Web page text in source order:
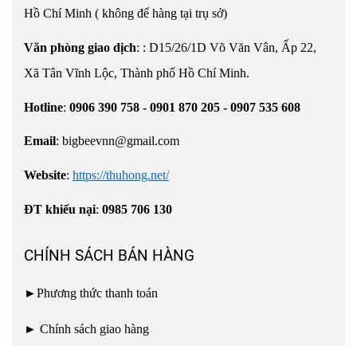
Hồ Chí Minh ( không để hàng tại trụ sở)
Văn phòng giao dịch: : D15/26/1D Võ Văn Vân, Ấp 22,
Xã Tân Vĩnh Lộc, Thành phố Hồ Chí Minh.
Hotline: 0906 390 758 - 0901 870 205 - 0907 535 608
Email: bigbeevnn@gmail.com
Website: https://thuhong.net/
ĐT khiếu nại: 0985 706 130
CHÍNH SÁCH BÁN HÀNG
►Phương thức thanh toán
► Chính sách giao hàng